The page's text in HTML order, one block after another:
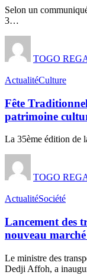
Selon un
3…
TOGO
ActualitéCulture
Fête
patrimoine
La 35ème édition de
TOGO
ActualitéSociété
Lancement des
nouveau
Le ministre des
Dedji Affoh, a